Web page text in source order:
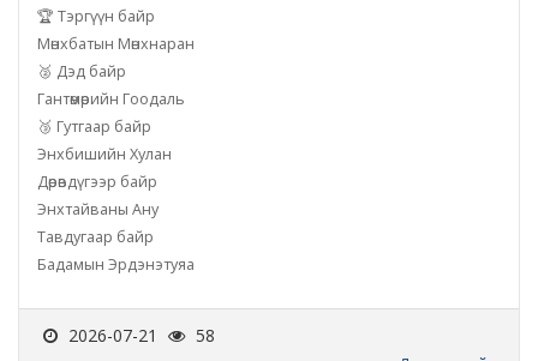
🏆 Тэргүүн байр
Мөнхбатын Мөнхнаран
🥈 Дэд байр
Гантөмөрийн Гоодаль
🥉 Гутгаар байр
Энхбишийн Хулан
Дөрөвдүгээр байр
Энхтайваны Ану
Тавдугаар байр
Бадамын Эрдэнэтуяа
2026-07-21
58